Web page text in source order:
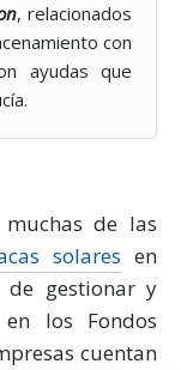
, relacionados
con
ayudas que
de las
solares en
de gestionar y
los Fondos
cuentan